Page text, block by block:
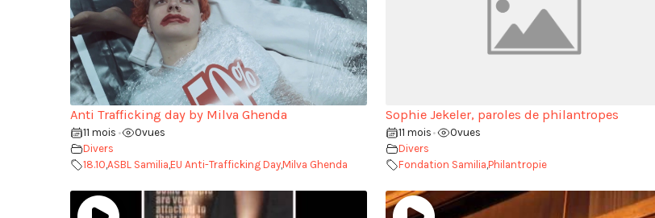
Anti Trafficking day by Milva Ghenda
11 mois • 0vues
Divers
18.10 ASBL Samilia EU Anti-Trafficking DayMilva Ghenda
Sophie Jekeler, paroles de philantropes
11 mois • 0vues
Divers
Fondation Samilia Philantropie